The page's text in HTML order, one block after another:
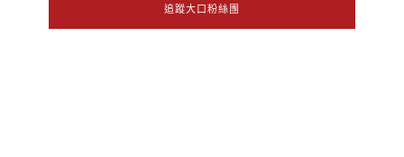
追蹤大口粉絲團